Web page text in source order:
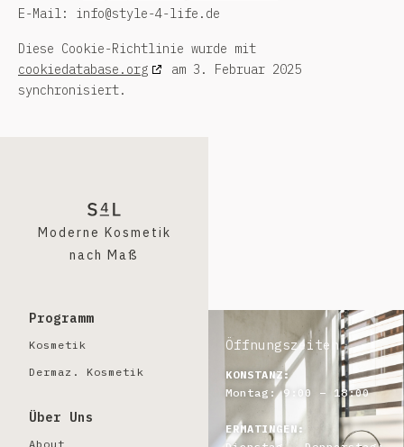
E-Mail: info@style-4-life.de
Diese Cookie-Richtlinie wurde mit
cookiedatabase.org
am 3. Februar 2025
synchronisiert.
Moderne Kosmetik
nach Maß
Programm
Kosmetik
Dermaz. Kosmetik
Über Uns
About
Öffnungszeiten
KONSTANZ:
Montag: 9:00 – 18:00
ERMATINGEN: